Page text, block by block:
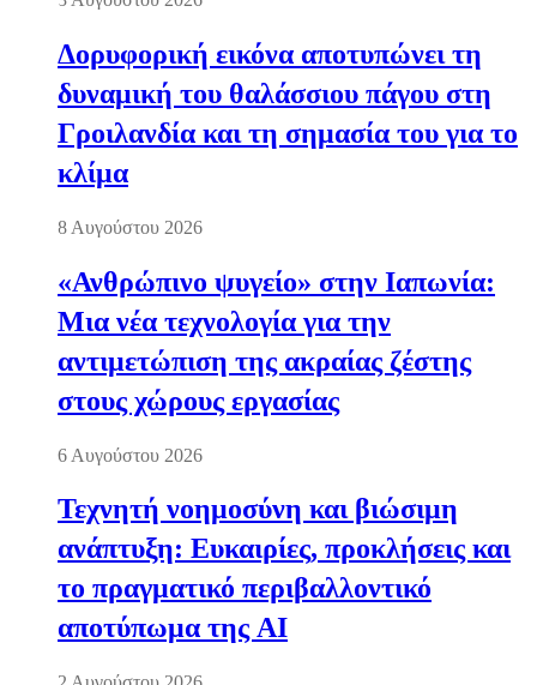
Δορυφορική εικόνα αποτυπώνει τη
δυναμική του θαλάσσιου πάγου στη
Γροιλανδία και τη σημασία του για το
κλίμα
8 Αυγούστου 2026
«Ανθρώπινο ψυγείο» στην Ιαπωνία:
Μια νέα τεχνολογία για την
αντιμετώπιση της ακραίας ζέστης
στους χώρους εργασίας
6 Αυγούστου 2026
Τεχνητή νοημοσύνη και βιώσιμη
ανάπτυξη: Ευκαιρίες, προκλήσεις και
το πραγματικό περιβαλλοντικό
αποτύπωμα της AI